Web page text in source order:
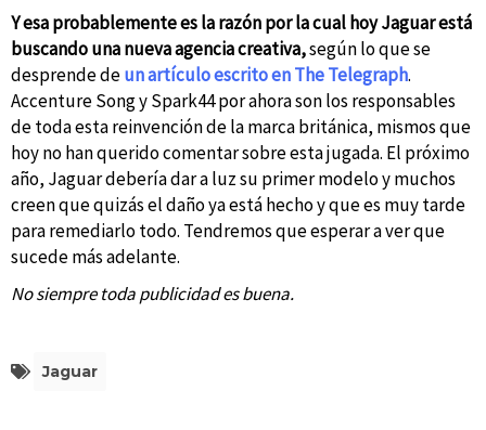
Y esa probablemente es la razón por la cual hoy Jaguar está
buscando una nueva agencia creativa,según lo que se
desprende deun artículo escrito en The Telegraph.
Accenture Song y Spark44 por ahora son los responsables
de toda esta reinvención de la marca británica, mismos que
hoy no han querido comentar sobre esta jugada. El próximo
año, Jaguar debería dar a luz su primer modelo y muchos
creen que quizás el daño ya está hecho y que es muy tarde
para remediarlo todo. Tendremos que esperar a ver que
sucede más adelante.
No siempre toda publicidad es buena.
Jaguar